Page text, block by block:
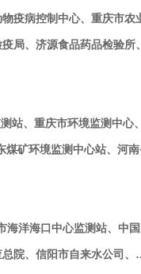
疫病控制中心、重庆市农
局、济源食品药品检验所
站、重庆市环境监测中心
矿环境监测中心站、河南
洋海口中心监测站、中
总院、信阳市自来水公司